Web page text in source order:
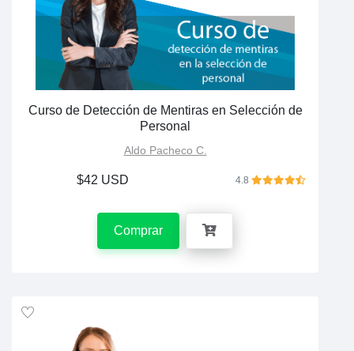
Curso de Detección de Mentiras en Selección de
Personal
Aldo Pacheco C.
$42 USD 4.8
Comprar